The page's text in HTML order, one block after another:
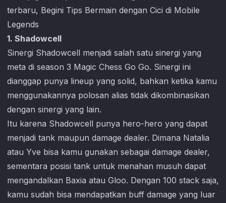
terbaru, Begini Tips Bermain dengan Cici di Mobile
Legends
1. Shadowcell
Sinergi Shadowcell menjadi salah satu sinergi yang
meta di season 3 Magic Chess Go Go. Sinergi ini
dianggap punya lineup yang solid, bahkan ketika kamu
menggunakannya polosan alias tidak dikombinasikan
dengan sinergi yang lain.
Itu karena Shadowcell punya hero-hero yang dapat
menjadi tank maupun damage dealer. Dimana Natalia
atau Yve bisa kamu gunakan sebagai damage dealer,
sementara posisi tank untuk menahan musuh dapat
mengandalkan Baxia atau Gloo. Dengan 100 stack saja,
kamu sudah bisa mendapatkan buff damage yang luar